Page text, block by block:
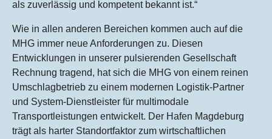
als zuverlässig und kompetent bekannt ist.“
Wie in allen anderen Bereichen kommen auch auf die
MHG immer neue Anforderungen zu. Diesen
Entwicklungen in unserer pulsierenden Gesellschaft
Rechnung tragend, hat sich die MHG von einem reinen
Umschlagbetrieb zu einem modernen Logistik-Partner
und System-Dienstleister für multimodale
Transportleistungen entwickelt. Der Hafen Magdeburg
trägt als harter Standortfaktor zum wirtschaftlichen